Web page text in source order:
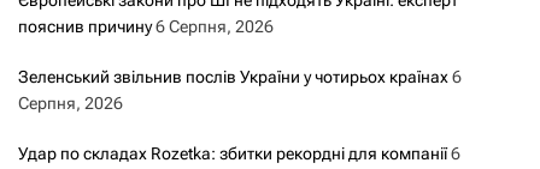
пояснив причину6 Серпня, 2026
Зеленський звільнив послів України у чотирьох країнах 6
Серпня, 2026
Удар по складах Rozetka: збитки рекордні для компанії6